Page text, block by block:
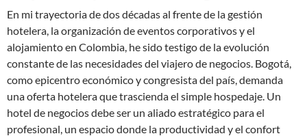
En mi trayectoria de dos décadas al frente de la gestión
hotelera, la organización de eventos corporativos y el
alojamiento en Colombia, he sido testigo de la evolución
constante de las necesidades del viajero de negocios. Bogotá,
como epicentro económico y congresista del país, demanda
una oferta hotelera que trascienda el simple hospedaje. Un
hotel de negocios debe ser un aliado estratégico para el
profesional, un espacio donde la productividad y el confort